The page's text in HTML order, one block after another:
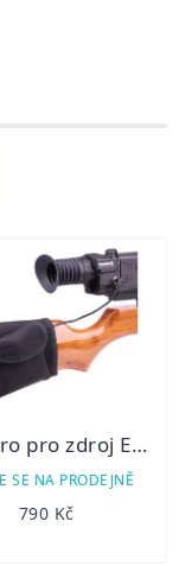
Pouzdro pro zdroj EPS
SE NA PRODEJNĚ
790 Kč